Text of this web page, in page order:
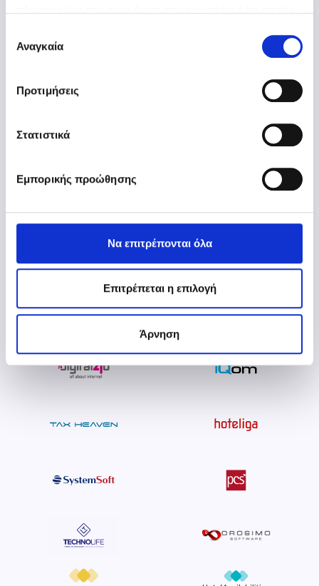
των υπηρεσιών τους.
συγκατάθεσης
Αναγκαία
Προτιμήσεις
Στατιστικά
Εμπορικής προώθησης
Να επιτρέπονται όλα
Επιτρέπεται η επιλογή
Άρνηση